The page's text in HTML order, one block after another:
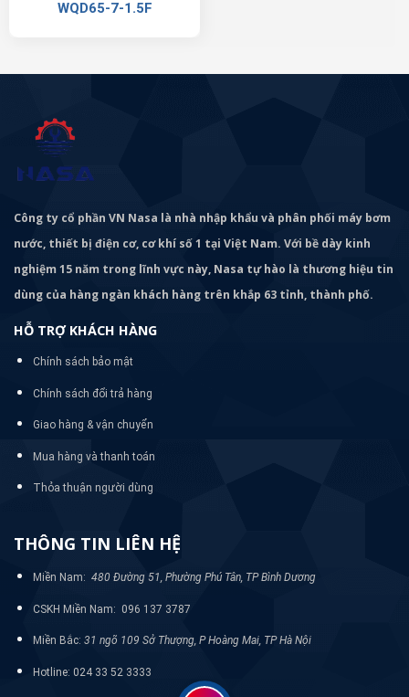
WQD65-7-1.5F
Công ty cổ phần VN Nasa là nhà nhập khẩu và phân phối máy bơm
nước, thiết bị điện cơ, cơ khí số 1 tại Việt Nam. Với bề dày kinh
nghiệm 15 năm trong lĩnh vực này, Nasa tự hào là thương hiệu tin
dùng của hàng ngàn khách hàng trên khắp 63 tỉnh, thành phố.
HỖ TRỢ KHÁCH HÀNG
Chính sách bảo mật
Chính sách đổi trả hàng
Giao hàng & vận chuyển
Mua hàng và thanh toán
Thỏa thuận người dùng
THÔNG TIN LIÊN HỆ
Miền Nam: 480 Đường 51, Phường Phú Tân, TP Bình Dương
CSKH Miền Nam: 096 137 3787
Miền Bắc: 31 ngõ 109 Sở Thượng, P Hoàng Mai, TP Hà Nội
Hotline: 024 33 52 3333